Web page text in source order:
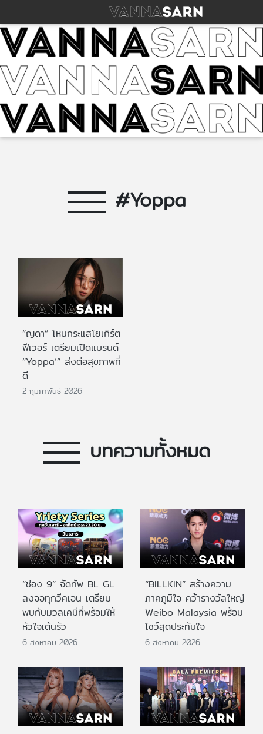
#Yoppa
“ญดา” โหนกระแสโยเกิร์ต
ฟีเวอร์ เตรียมเปิดแบรนด์
“Yoppa’” ส่งต่อสุขภาพที่
ดี
2 กุมภาพันธ์ 2026
บทความทั้งหมด
“ช่อง 9” จัดทัพ BL GL
ลงจอทุกวีคเอน เตรียม
พบกับมวลเคมีที่พร้อมให้
หัวใจเต้นรัว
6 สิงหาคม 2026
“BILLKIN” สร้างความ
ภาคภูมิใจ คว้ารางวัลใหญ่
Weibo Malaysia พร้อม
โชว์สุดประทับใจ
6 สิงหาคม 2026